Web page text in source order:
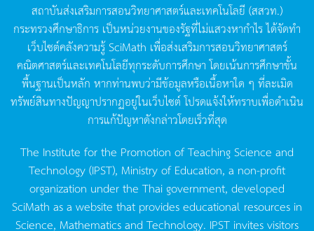
สถาบันส่งเสริมการสอนวิทยาศาสตร์และเทคโนโลยี (สสวท.)
กระทรวงศึกษาธิการ เป็นหน่วยงานของรัฐที่ไม่แสวงหากำไรได้จัดทำ
เว็บไซต์คลังความรู้SciMath เพื่อส่งเสริมการสอนวิทยาศาสตร์
คณิตศาสตร์และเทคโนโลยีทุกระดับการศึกษา โดยเน้นการศึกษาขั้น
พื้นฐานเป็นหลัก หากท่านพบว่ามีข้อมูลหรือเนื้อหาใด ๆ ที่ละเมิด
ทรัพย์สินทางปัญญาปรากฏอยู่ในเว็บไซต์โปรดแจ้งให้ทราบเพื่อดำเนิน
การแก้ปัญหาดังกล่าวโดยเร็วที่สุด
The Institute for the Promotion of Teaching Science and
Technology (IPST), Ministry of Education, a non-profit
organization under the Thai government, developed
SciMath as a website that provides educational resources in
Science, Mathematics and Technology. IPST invites visitors